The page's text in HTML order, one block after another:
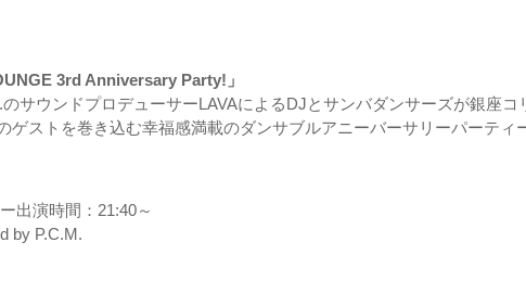
3rd Anniversary Party!」
サウンドプロデューサーLAVAによるDJとサンバダンサーズが銀座コ
ゲストを巻き込む幸福感満載のダンサブルアニーバーサリーパーティ
出演時間：21:40～
by P.C.M.